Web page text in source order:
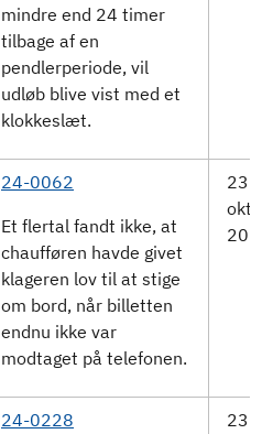
mindre end 24 timer
tilbage af en
pendlerperiode, vil
udløb blive vist med et
klokkeslæt.
24-0062
Et flertal fandt ikke, at
chaufføren havde givet
klageren lov til at stige
om bord, når billetten
endnu ikke var
modtaget på telefonen.
23.
24-0228
23.